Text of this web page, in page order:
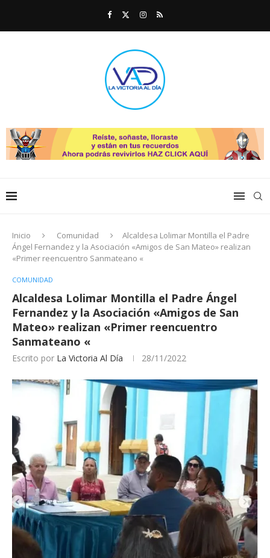
Inicio Comunidad
Alcaldesa Lolimar Montilla el Padre
Ángel Fernandez y la Asociación «Amigos de San Mateo» realizan
«Primer reencuentro Sanmateano «
COMUNIDAD
Alcaldesa Lolimar Montilla el Padre Ángel
Fernandez y la Asociación «Amigos de San
Mateo» realizan «Primer reencuentro
Sanmateano «
Escrito por La Victoria Al Día 28/11/2022